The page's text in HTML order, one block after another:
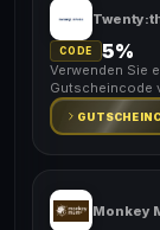
CODE 5%
Verwenden Sie
Gutscheincode
Monkey